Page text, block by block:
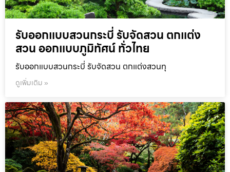
รับออกแบบสวนกระบี่ รับจัดสวน ตกแต่ง
สวน ออกแบบภูมิทัศน์ ทั่วไทย
รับออกแบบสวนกระบี่ รับจัดสวน ตกแต่งสวนทุ
ดูเพิ่มเติม »